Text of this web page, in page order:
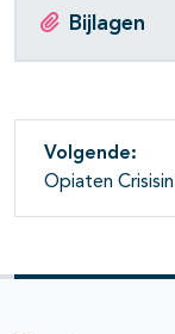
Bijlagen
Volgende:
Opiaten